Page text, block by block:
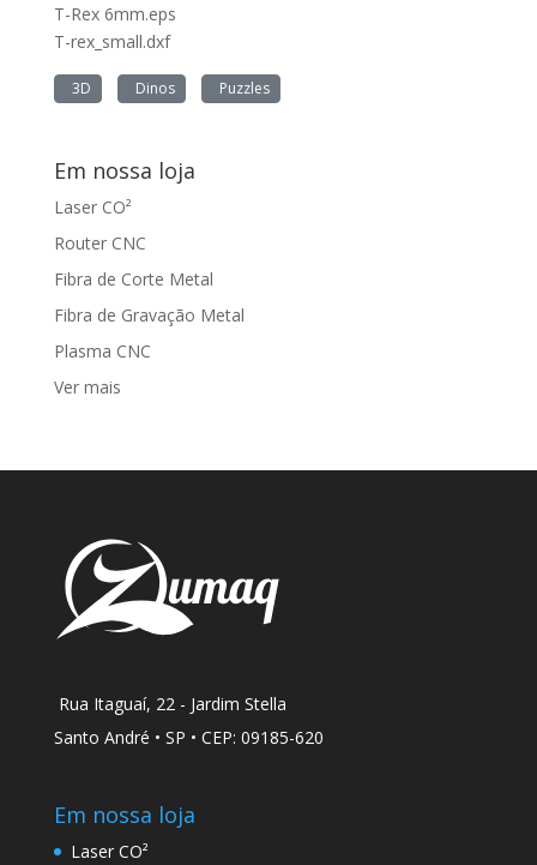
T-Rex 6mm.eps
T-rex_small.dxf
3D Dinos Puzzles
Em nossa loja
Laser CO²
Router CNC
Fibra de Corte Metal
Fibra de Gravação Metal
Plasma CNC
Ver mais
Rua Itaguaí, 22 - Jardim Stella
Santo André • SP • CEP: 09185-620
Em nossa loja
Laser CO²